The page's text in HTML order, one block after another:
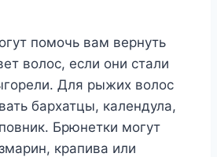
помочь вам вернуть
волос, если они стали
Для рыжих волос
бархатцы, календула,
Брюнетки могут
крапива или